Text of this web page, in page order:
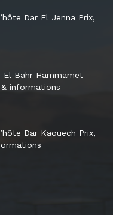
Dar El Jenna Prix,
El Bahr Hammamet
informations
Dar Kaouech Prix,